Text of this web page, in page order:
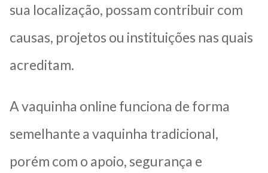
sua localização, possam contribuir com
causas, projetos ou instituições nas quais
acreditam.
A vaquinha online funciona de forma
semelhante a vaquinha tradicional,
porém com o apoio, segurança e